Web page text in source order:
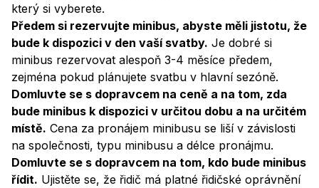
který si vyberete.
Předem si rezervujte minibus, abyste měli jistotu, že
bude k dispozici v den vaší svatby. Je dobré si
minibus rezervovat alespoň 3-4 měsíce předem,
zejména pokud plánujete svatbu v hlavní sezóně.
Domluvte se s dopravcem na ceně a na tom, zda
bude minibus k dispozici v určitou dobu a na určitém
místě. Cena za pronájem minibusu se liší v závislosti
na společnosti, typu minibusu a délce pronájmu.
Domluvte se s dopravcem na tom, kdo bude minibus
řídit. Ujistěte se, že řidič má platné řidičské oprávnění